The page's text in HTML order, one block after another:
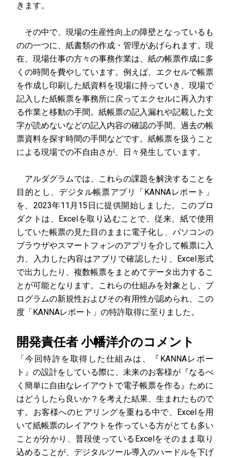
きます。
その中で、現場の生産性向上の障壁となっているも
のの一つに、紙書類の作成・管理があげられます。現
在、現場仕事の方々の事務作業は、紙の帳票作成に多
くの時間を費やしています。例えば、エクセルで帳票
を作成し印刷した紙資料を現場に持っていき、現場で
記入した紙帳票を事務所に戻ってエクセルに再入力す
る作業と移動の手間。紙帳票の記入漏れや記載した文
字が読めないなどの記入内容の確認の手間。過去の帳
票資料を探す時間の手間などです。紙帳票を扱うこと
による現場での不自由さが、日々発生しています。
アルダグラムでは、これらの課題を解決することを
目的とし、デジタル帳票アプリ「KANNAレポート」
を、2023年11月15日に提供開始しました。このプロ
ダクトは、Excelを取り込むことで、従来、紙で使用
していた帳票の見た目のままに電子化し、パソコンの
ブラウザやスマートフォンのアプリを介して帳票に入
力、入力した内容はアプリで確認したり、Excel形式
で出力したり、複数帳票をまとめてデータ出力するこ
とが可能となります。これらの仕組みを対象とし、プ
ログラムの新規性およびその有用性が認められ、この
度「KANNAレポート」の特許取得に至りました。
開発責任者 小幡洋介のコメント
「今回特許を取得した仕組みは、『KANNAレポー
ト』の設計をしている際に、未来のお客様が『なるべ
く簡単に自由なレイアウトで電子帳票を作る』ために
はどうしたら良いか？を考えた結果、生まれたもので
す。お客様へのヒアリングを重ねる中で、Excelを用
いて紙帳票のレイアウトを作っている方がとても多い
ことが分かり、普段使っているExcelをそのまま取り
込めることが、デジタルツール導入のハードルを下げ